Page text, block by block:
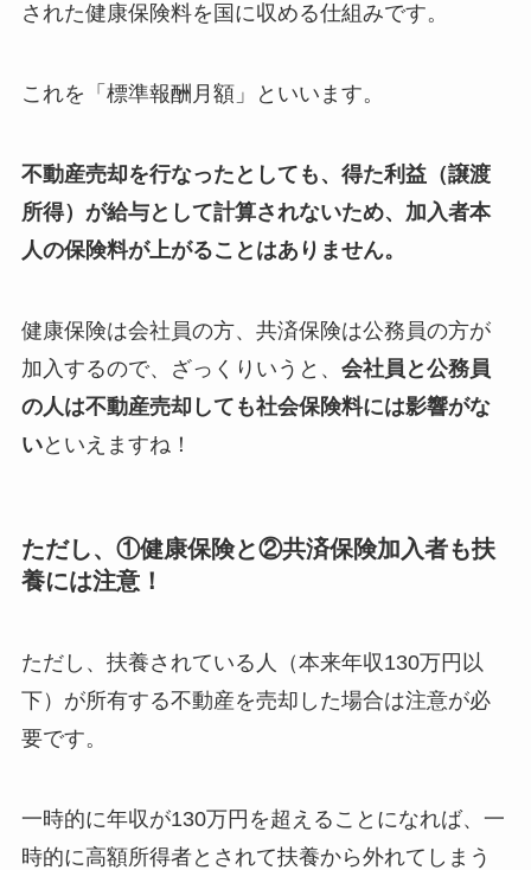
された健康保険料を国に収める仕組みです。
これを「標準報酬月額」といいます。
不動産売却を行なったとしても、得た利益（譲渡
所得）が給与として計算されないため、加入者本
人の保険料が上がることはありません。
健康保険は会社員の方、共済保険は公務員の方が
加入するので、ざっくりいうと、 会社員と公務員
の人は不動産売却しても社会保険料には影響がな
いといえますね！
ただし、①健康保険と②共済保険加入者も扶
養には注意！
ただし、扶養されている人（本来年収130万円以
下）が所有する不動産を売却した場合は注意が必
要です。
一時的に年収が130万円を超えることになれば、一
時的に高額所得者とされて扶養から外れてしまう